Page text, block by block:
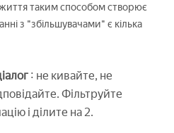
таким способом створює
з "збільшувачами" є кілька
: не кивайте, не
Фільтруйте
і ділите на 2.